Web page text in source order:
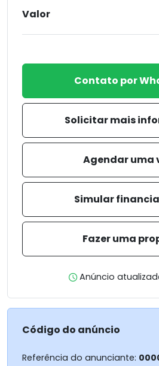
Valor
Contato por
Solicitar mais
Agendar uma
Simular
Fazer uma
Anúncio
Código do anúncio
Referência do anunciante: